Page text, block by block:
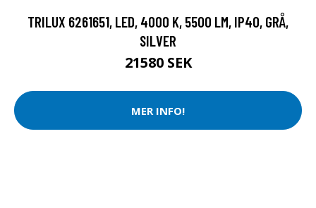
TRILUX 6261651, LED, 4000 K, 5500 LM, IP40, GRÅ,
SILVER
21580 SEK
MER INFO!